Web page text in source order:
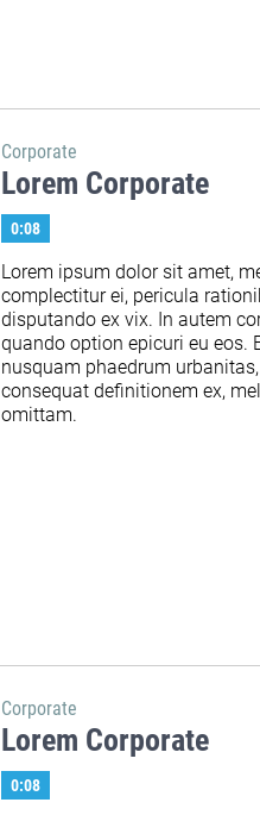
Corporate
Lorem Corporate
0:08
Lorem ipsum dolor sit amet,
complectitur ei, pericula
disputando ex vix. In autem
quando option epicuri eu eos.
nusquam phaedrum
consequat definitionem ex,
omittam.
Corporate
Lorem Corporate
0:08